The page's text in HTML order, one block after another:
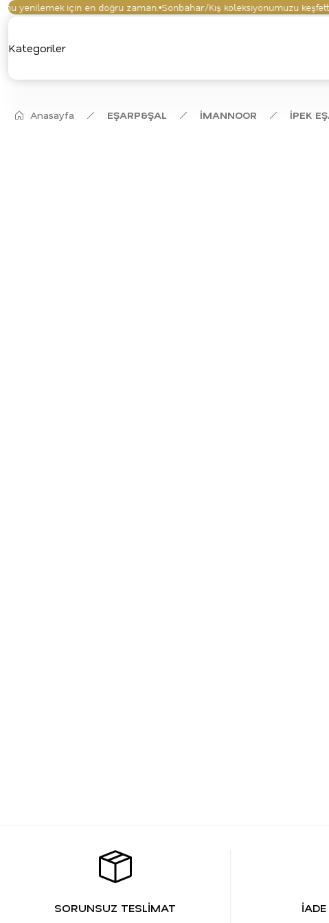
yenilemek için en doğru zaman. Sonbahar/Kış koleksiyonumuzu keşfettiniz
Kategoriler
Anasayfa EŞARP&ŞAL İMANNOOR İPEK
SORUNSUZ TESLİMAT